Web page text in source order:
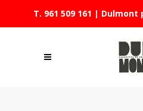
T. 961 509 161 | Dulmont